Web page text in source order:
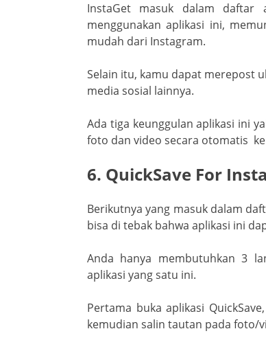
InstaGet masuk dalam daftar
menggunakan aplikasi ini,
mudah dari Instagram.
Selain itu, kamu dapat merepost
media sosial lainnya.
Ada tiga keunggulan aplikasi ini
foto dan video secara otomatis
6. QuickSave For
Berikutnya yang masuk dalam
bisa di tebak bahwa aplikasi ini
Anda hanya membutuhkan 3
aplikasi yang satu ini.
Pertama buka aplikasi
kemudian salin tautan pada foto/